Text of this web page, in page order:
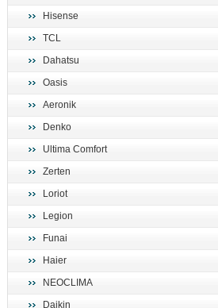
Hisense
TCL
Dahatsu
Oasis
Aeronik
Denko
Ultima Comfort
Zerten
Loriot
Legion
Funai
Haier
NEOCLIMA
Daikin